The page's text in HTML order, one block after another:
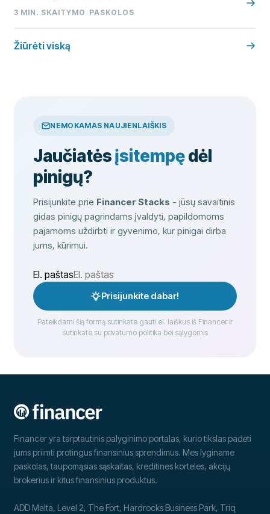
3 MIN. SKAITYMO PASKOLOS
Žiūrėti viską
NEMOKAMAS NAUJIENLAIŠKIS
Jaučiatėsįsitempędėl
pinigų?
Prisijunkite prie Financer Stacks - jūsų savaitinis
gidas pinigų pagrindams įvaldyti, papildomoms
pajamoms uždirbti ir gyvenimo, kur pinigai dirba
jums, kūrimui.
El. paštas
Prisijunkite dabar!
Pateikdami šią formą sutinkate gauti el. laiškus iš Financer ir
sutinkate su privatumo politika bei sąlygomis
Financer yra tarptautinis palyginimo portalas, kurio tikslas padėti
jums priimti protingus finansinius sprendimus. Mes lyginame
paskolas, taupomąsias sąskaitas, kreditines korteles, akcijų
brokerius ir kitus finansinius produktus.
ADD Malta, Level 2, The Fort, Hardrocks Business Park, Triq